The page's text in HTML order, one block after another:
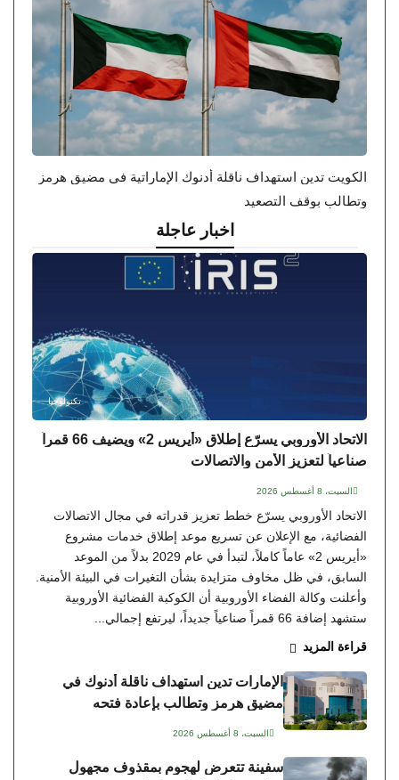
الكويت تدين استهداف ناقلة أدنوك الإماراتية في مضيق هرمز
وتطالب بوقف التصعيد
اخبار عاجلة
تكنولوجيا
الاتحاد الأوروبي يسرّع إطلاق «أيريس 2» ويضيف 66 قمراً
صناعياً لتعزيز الأمن والاتصالات
السبت، 8 أغسطس 2026
الاتحاد الأوروبي يسرّع خطط تعزيز قدراته في مجال الاتصالات
الفضائية، مع الإعلان عن تسريع موعد إطلاق خدمات مشروع
«أيريس 2» عاماً كاملاً، لتبدأ في عام 2029 بدلاً من الموعد
السابق، في ظل مخاوف متزايدة بشأن التغيرات في البيئة الأمنية.
وأعلنت وكالة الفضاء الأوروبية أن الكوكبة الفضائية الأوروبية
ستشهد إضافة 66 قمراً صناعياً جديداً، ليرتفع إجمالي...
قراءة المزيد
الإمارات تدين استهداف ناقلة أدنوك في
مضيق هرمز وتطالب بإعادة فتحه
السبت، 8 أغسطس 2026
سفينة تتعرض لهجوم بمقذوف مجهول